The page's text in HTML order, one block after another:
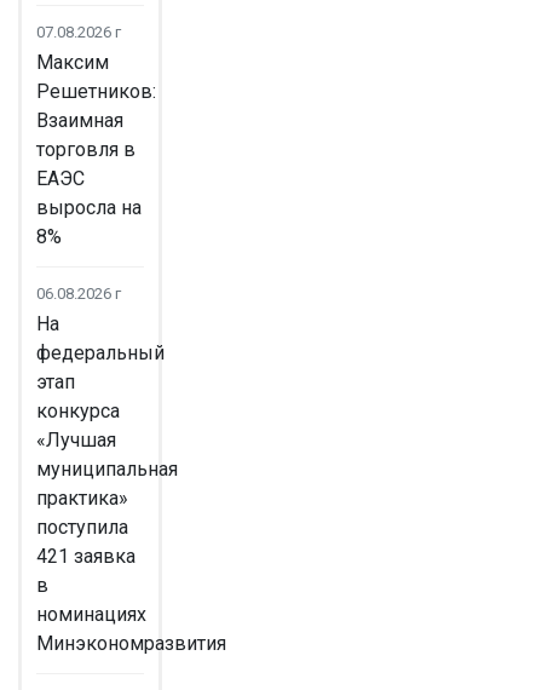
07.08.2026 г
Максим
Решетников:
Взаимная
торговля в
ЕАЭС
выросла на
8%
06.08.2026 г
На
федеральный
этап
конкурса
«Лучшая
муниципальная
практика»
поступила
421 заявка
в
номинациях
Минэкономразвития